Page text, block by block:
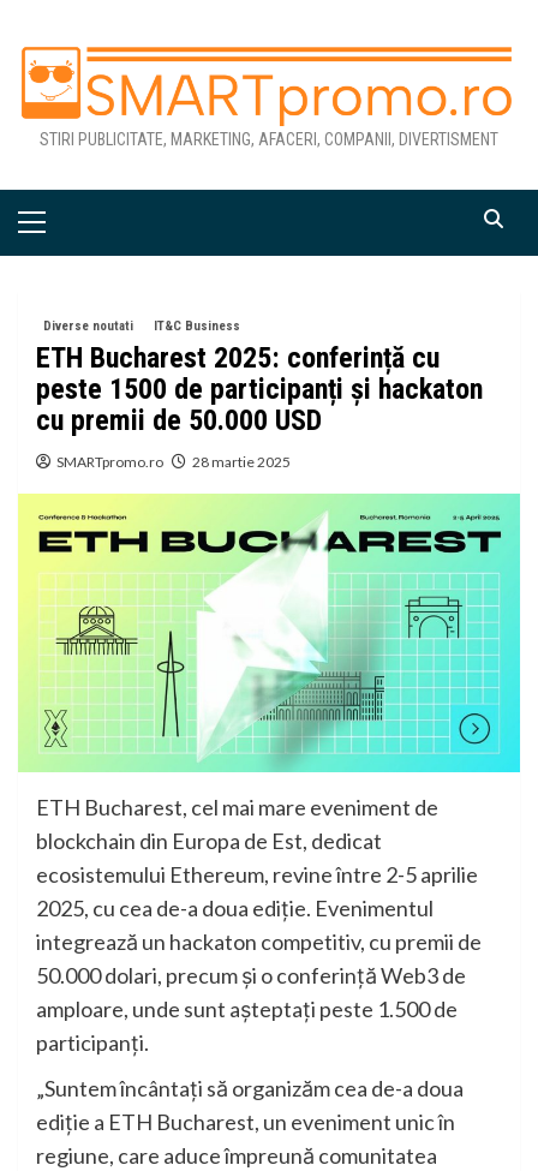
content
STIRI PUBLICITATE, MARKETING, AFACERI, COMPANII, DIVERTISMENT
Primary
Diverse noutati IT&C Business
ETH Bucharest 2025: conferință cu
peste 1500 de participanți și hackaton
cu premii de 50.000 USD
SMARTpromo.ro 28 martie 2025
ETH Bucharest, cel mai mare eveniment de
blockchain din Europa de Est, dedicat
ecosistemului Ethereum, revine între 2-5 aprilie
2025, cu cea de-a doua ediție. Evenimentul
integrează un hackaton competitiv, cu premii de
50.000 dolari, precum și o conferință Web3 de
amploare, unde sunt așteptați peste 1.500 de
participanți.
„Suntem încântați să organizăm cea de-a doua
ediție a ETH Bucharest, un eveniment unic în
regiune, care aduce împreună comunitatea